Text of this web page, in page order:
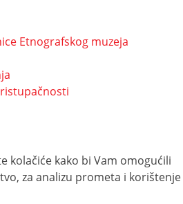
Etnografskog muzeja
kolačiće kako bi Vam omogućili
za analizu prometa i korištenje